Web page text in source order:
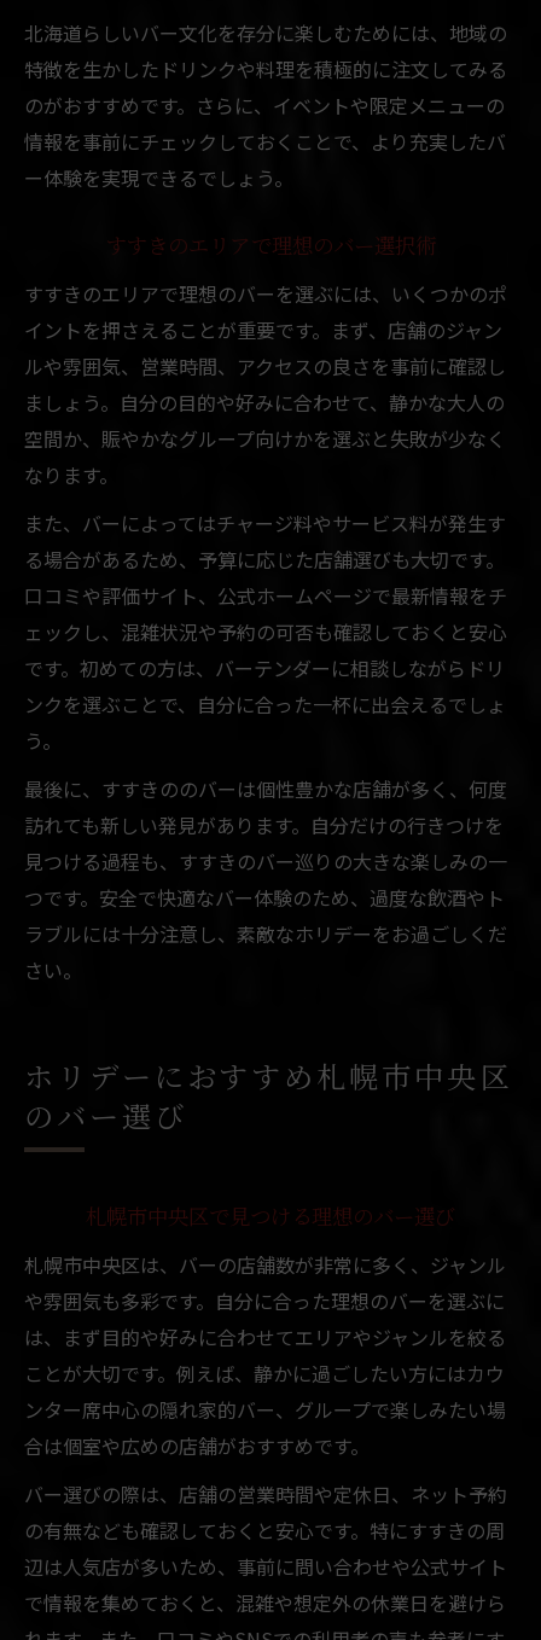
北海道らしいバー文化を存分に楽しむためには、地域の
特徴を生かしたドリンクや料理を積極的に注文してみる
のがおすすめです。さらに、イベントや限定メニューの
情報を事前にチェックしておくことで、より充実したバ
ー体験を実現できるでしょう。
すすきのエリアで理想のバー選択術
すすきのエリアで理想のバーを選ぶには、いくつかのポ
イントを押さえることが重要です。まず、店舗のジャン
ルや雰囲気、営業時間、アクセスの良さを事前に確認し
ましょう。自分の目的や好みに合わせて、静かな大人の
空間か、賑やかなグループ向けかを選ぶと失敗が少なく
なります。
また、バーによってはチャージ料やサービス料が発生す
る場合があるため、予算に応じた店舗選びも大切です。
口コミや評価サイト、公式ホームページで最新情報をチ
ェックし、混雑状況や予約の可否も確認しておくと安心
です。初めての方は、バーテンダーに相談しながらドリ
ンクを選ぶことで、自分に合った一杯に出会えるでしょ
う。
最後に、すすきののバーは個性豊かな店舗が多く、何度
訪れても新しい発見があります。自分だけの行きつけを
見つける過程も、すすきのバー巡りの大きな楽しみの一
つです。安全で快適なバー体験のため、過度な飲酒やト
ラブルには十分注意し、素敵なホリデーをお過ごしくだ
さい。
ホリデーにおすすめ札幌市中央区
のバー選び
札幌市中央区で見つける理想のバー選び
札幌市中央区は、バーの店舗数が非常に多く、ジャンル
や雰囲気も多彩です。自分に合った理想のバーを選ぶに
は、まず目的や好みに合わせてエリアやジャンルを絞る
ことが大切です。例えば、静かに過ごしたい方にはカウ
ンター席中心の隠れ家的バー、グループで楽しみたい場
合は個室や広めの店舗がおすすめです。
バー選びの際は、店舗の営業時間や定休日、ネット予約
の有無なども確認しておくと安心です。特にすすきの周
辺は人気店が多いため、事前に問い合わせや公式サイト
で情報を集めておくと、混雑や想定外の休業日を避けら